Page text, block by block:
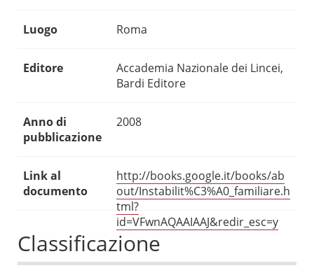
Luogo Roma
Editore
Accademia Nazionale dei Lincei,
Bardi Editore
Anno di
pubblicazione
2008
Link al
documento
http://books.google.it/books/ab
out/Instabilit%C3%A0_familiare.h
tml?
id=VFwnAQAAIAAJ&redir_esc=y
Classificazione